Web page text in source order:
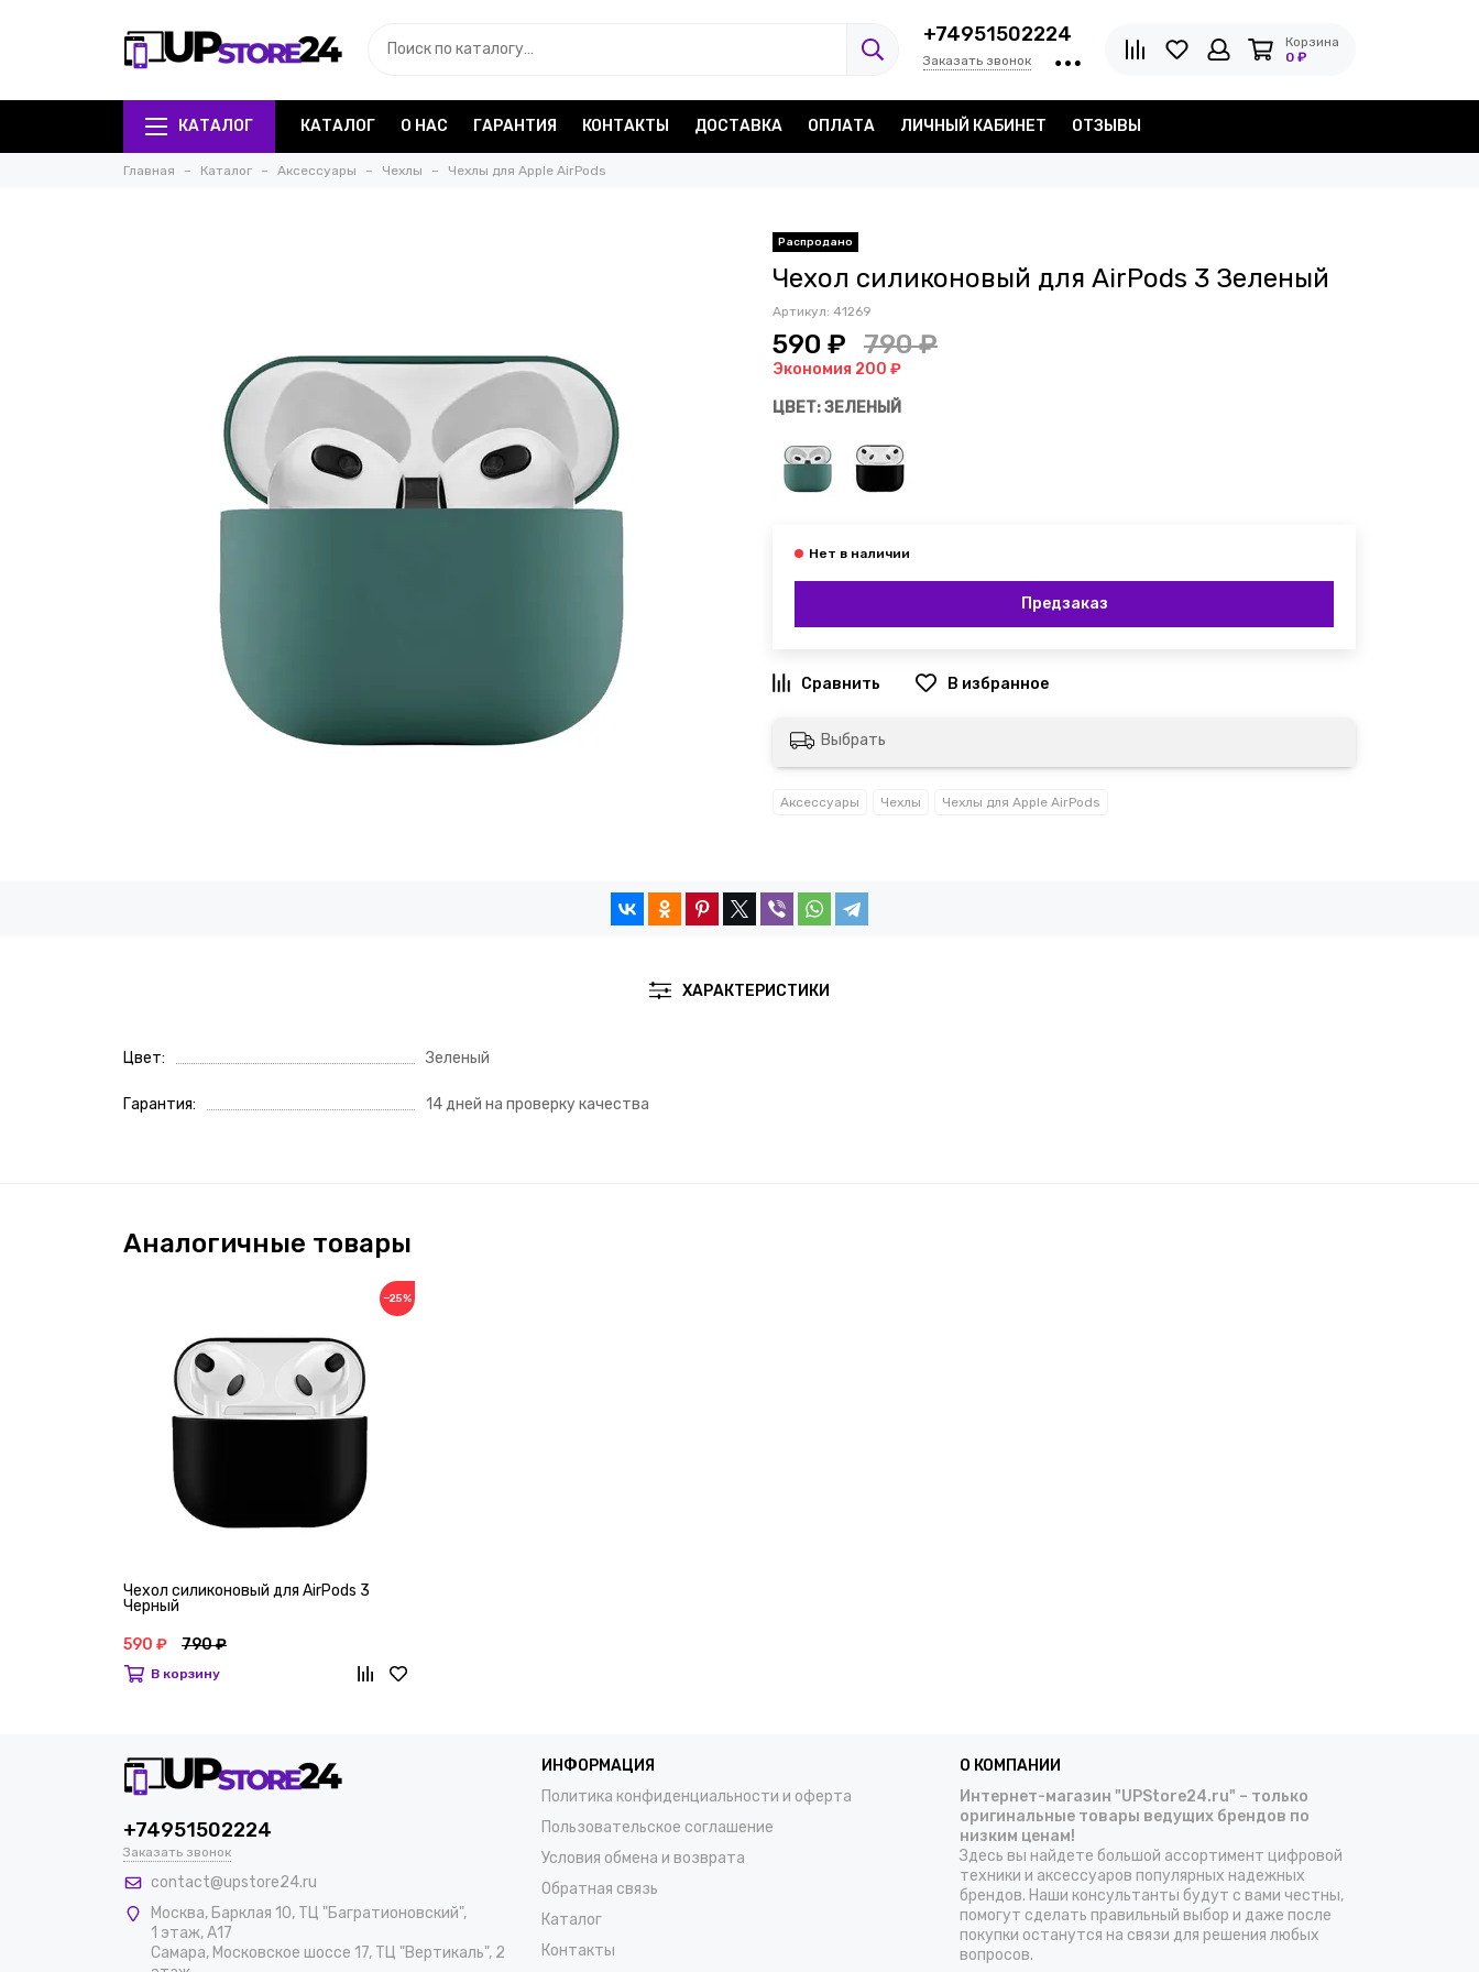
+74951502224
Заказать звонок
Корзина
0 ₽
КАТАЛОГ КАТАЛОГ О НАС ГАРАНТИЯ КОНТАКТЫ ДОСТАВКА ОПЛАТА ЛИЧНЫЙ КАБИНЕТ ОТЗЫВЫ
Главная Каталог Аксессуары Чехлы Чехлы для Apple AirPods
Распродано
Чехол силиконовый для AirPods 3 Зеленый
Артикул: 41269
590 ₽ 790 ₽
Экономия 200 ₽
ЦВЕТ: ЗЕЛЕНЫЙ
Предзаказ
Выбрать
Аксессуары Чехлы Чехлы для Apple AirPods
ХАРАКТЕРИСТИКИ
Цвет Зеленый
Гарантия 14 дней на проверку качества
Аналогичные товары
−25%
Чехол силиконовый для AirPods 3
Черный
590 ₽ 790 ₽
В корзину
+74951502224
Заказать звонок
contact@upstore24.ru
Москва, Барклая 10, ТЦ "Багратионовский",
1 этаж, А17
Самара, Московское шоссе 17, ТЦ "Вертикаль", 2
ИНФОРМАЦИЯ
Политика конфиденциальности и оферта
Пользовательское соглашение
Условия обмена и возврата
Обратная связь
Каталог
Контакты
О КОМПАНИИ
Интернет-магазин "UPStore24.ru" – только
оригинальные товары ведущих брендов по
низким ценам!
Здесь вы найдете большой ассортимент цифровой
техники и аксессуаров популярных надежных
брендов. Наши консультанты будут с вами честны,
помогут сделать правильный выбор и даже после
покупки останутся на связи для решения любых
вопросов.